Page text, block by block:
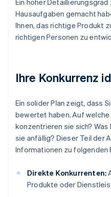
Ein hoher Detaillierungsgrad
Hausaufgaben gemacht
Ihnen, das richtige Produkt
richtigen Personen zu
Ihre Konkurrenz
Ein solider Plan zeigt, dass
bewertet haben. Auf
konzentrieren sie sich?
sie anfällig? Dieser Teil der
Informationen zu folgenden
Direkte Konkurrenten:
Produkte oder